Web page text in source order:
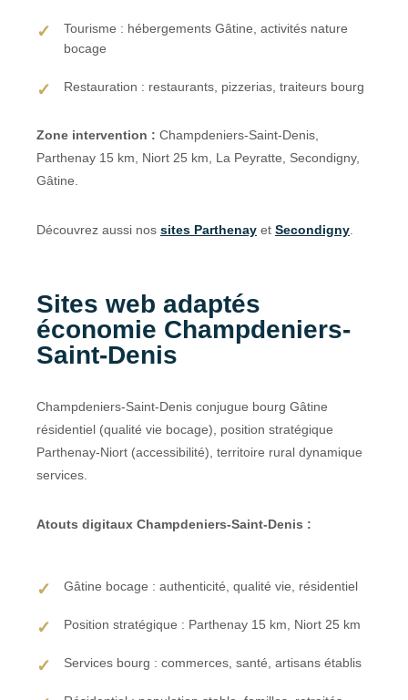
Tourisme : hébergements Gâtine, activités nature
bocage
Restauration : restaurants, pizzerias, traiteurs bourg
Zone intervention : Champdeniers-Saint-Denis,
Parthenay 15 km, Niort 25 km, La Peyratte, Secondigny,
Gâtine.
Découvrez aussi nos sites Parthenay et Secondigny
Sites web adaptés
économie Champdeniers-
Saint-Denis
Champdeniers-Saint-Denis conjugue bourg Gâtine
résidentiel (qualité vie bocage), position stratégique
Parthenay-Niort (accessibilité), territoire rural dynamique
services.
Atouts digitaux Champdeniers-Saint-Denis :
Gâtine bocage : authenticité, qualité vie, résidentiel
Position stratégique : Parthenay 15 km, Niort 25 km
Services bourg : commerces, santé, artisans établis